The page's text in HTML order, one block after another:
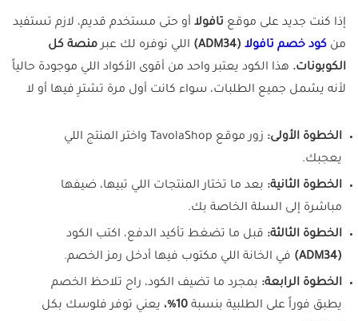
إذا كنت جديد على موقع تافولا أو حتى مستخدم قديم، لازم تستفيد
من كود خصم تافولا (ADM34) اللي نوفره لك عبرمنصة كل
الكوبونات. هذا الكود يعتبر واحد من أقوى الأكواد اللي موجودة حالياً
لأنه يشمل جميع الطلبات، سواء كانت أول مرة تشترِ فيها أو لا
الخطوة الأولى:
زور موقع TavolaShop واختر المنتج اللي
يعجبك.
الخطوة الثانية: بعد ما تختار المنتجات اللي تبيها، ضيفها
مباشرة إلى السلة الخاصة بك.
الخطوة الثالثة: قبل ما تضغط تأكيد الدفع، اكتب الكود
(ADM34)
في الخانة اللي مكتوب فيها أدخل رمز الخصم.
الخطوة الرابعة: بمجرد ما تضيف الكود، راح تلاحظ الخصم
يطبق فوراً على الطلبية بنسبة 10%،
يعني توفر فلوسك بكل